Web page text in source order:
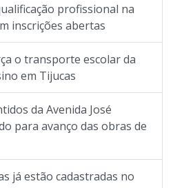
profissional na
inscrições abertas
o transporte escolar da
em Tijucas
da Avenida José
para avanço das obras de
já estão cadastradas no